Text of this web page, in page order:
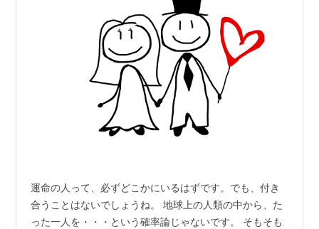
運命の人って、必ずどこかにいるはずです。でも、付き
合うことはないでしょうね。 地球上の人類の中から、た
った一人を・・・という確率論じゃないです。 そもそも